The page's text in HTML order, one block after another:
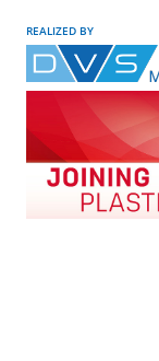
REALIZED BY